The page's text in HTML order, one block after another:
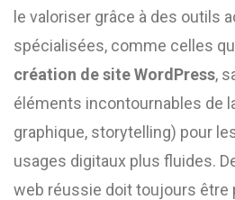
le valoriser grâce à des outils
spécialisées, comme celles
création de site WordPress,
éléments incontournables de
graphique, storytelling) pour
usages digitaux plus fluides.
web réussie doit toujours être